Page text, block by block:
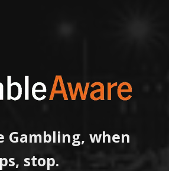
Gambling, when
stop.